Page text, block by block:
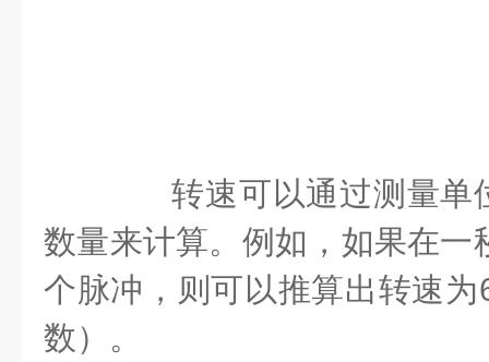
转速可以通过测量单
数量来计算。例如，如果在一
个脉冲，则可以推算出转速
数）。